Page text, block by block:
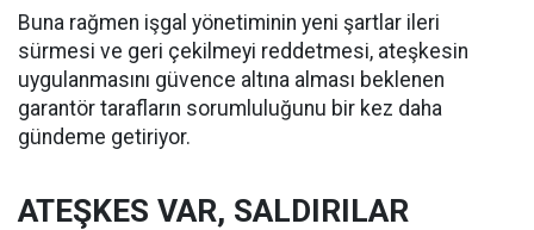
Buna rağmen işgal yönetiminin yeni şartlar ileri
sürmesi ve geri çekilmeyi reddetmesi, ateşkesin
uygulanmasını güvence altına alması beklenen
garantör tarafların sorumluluğunu bir kez daha
gündeme getiriyor.
ATEŞKES VAR, SALDIRILAR